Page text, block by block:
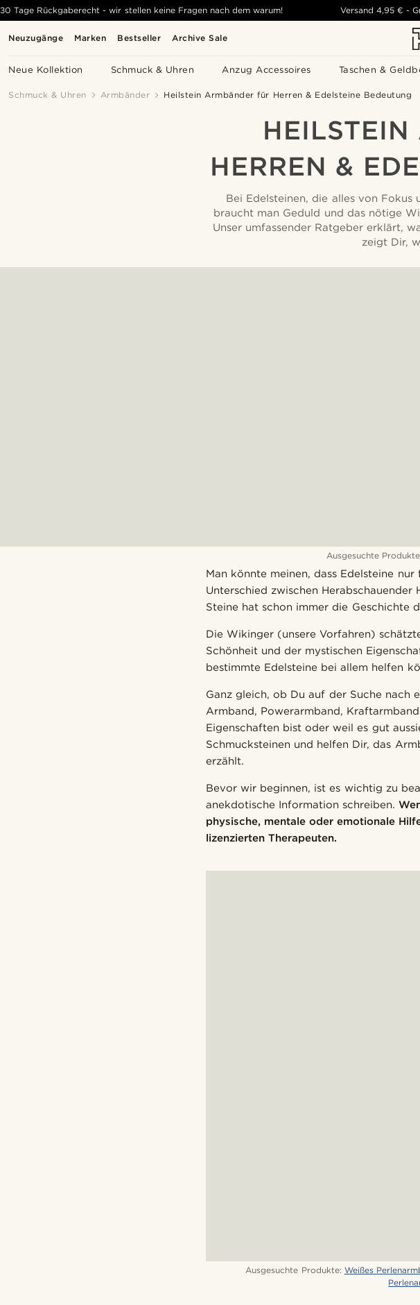
Neuzugänge Marken Bestseller Archive Sale
Neue Kollektion Schmuck & Uhren Anzug Accessoires Taschen &
30 Tage Rückgaberecht - wir stellen keine Fragen nach dem warum! Versand 4,95 € -
Schmuck & Uhren Armbänder Heilstein Armbänder für Herren & Edelsteine Bedeutung
HERREN &
Bei Edelsteinen, die alles von
braucht man Geduld und das nötige
Unser umfassender Ratgeber erklärt,
zeigt Dir,
Ausgesuchte
Man könnte meinen, dass Edelsteine
Unterschied zwischen
Steine hat schon immer die Geschichte
Die Wikinger (unsere Vorfahren)
Schönheit und der mystischen
bestimmte Edelsteine bei allem helfen
Ganz gleich, ob Du auf der Suche nach
Armband, Powerarmband,
Eigenschaften bist oder weil es gut
Schmucksteinen und helfen Dir, das
erzählt.
Bevor wir beginnen, ist es wichtig zu
anekdotische Information schreiben.
physische, mentale oder emotionale
lizenzierten Therapeuten.
Ausgesuchte Produkte: Weißes